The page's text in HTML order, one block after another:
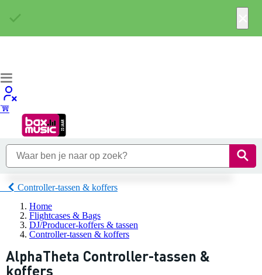
Controller-tassen & koffers
Home
Flightcases & Bags
DJ/Producer-koffers & tassen
Controller-tassen & koffers
AlphaTheta Controller-tassen &
koffers